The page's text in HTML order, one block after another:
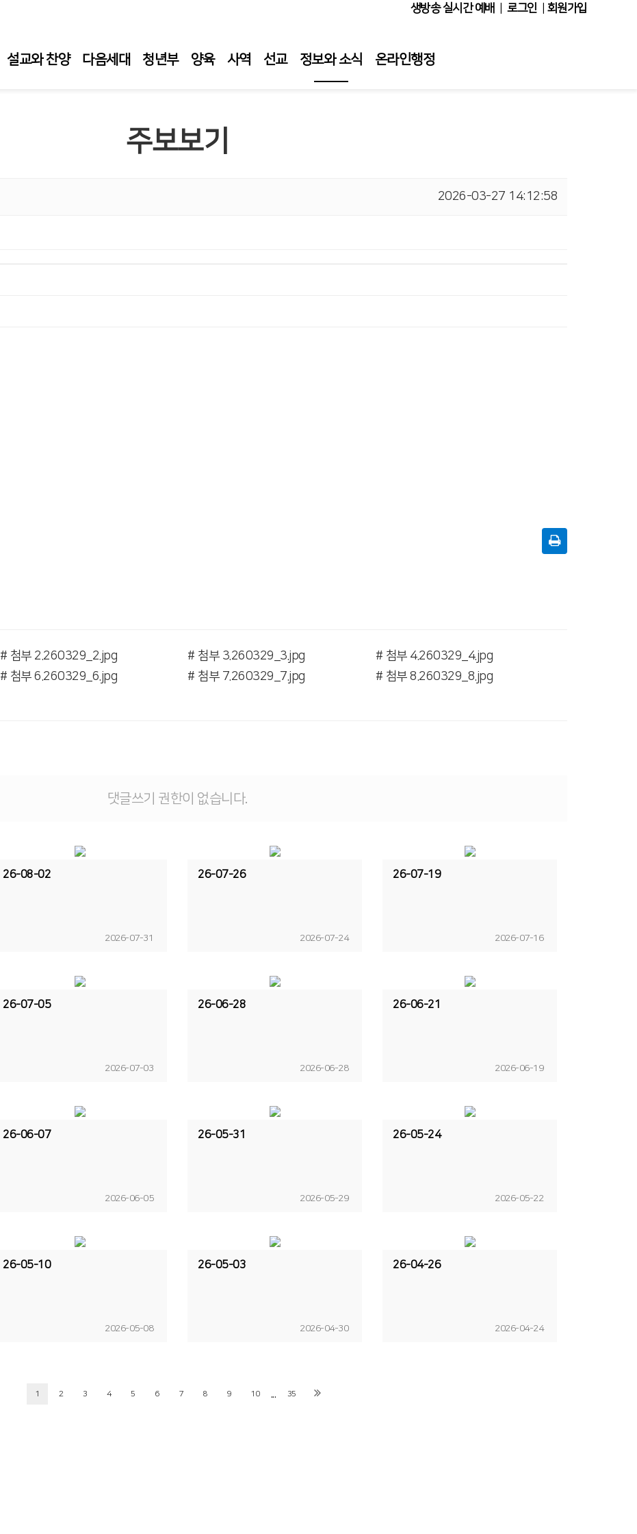
생방송 실시간 예배 로그인 회원가입
설교와 찬양 다음세대 청년부 양육 사역 선교 정보와 소식 온라인행정
주보보기
2026-03-27 14:12:58
# 첨부 2.260329_2.jpg # 첨부 3.260329_3.jpg
# 첨부 4.260329_4.jpg
# 첨부 6.260329_6.jpg # 첨부 7.260329_7.jpg
# 첨부 8.260329_8.jpg
댓글쓰기 권한이 없습니다.
26-08-02
2026-07-31
26-07-26
2026-07-24
26-07-19
2026-07-16
26-07-05
2026-07-03
26-06-28
2026-06-28
26-06-21
2026-06-19
26-06-07
2026-06-05
26-05-31
2026-05-29
26-05-24
2026-05-22
26-05-10
2026-05-08
26-05-03
2026-04-30
26-04-26
2026-04-24
1 2 3 4 5 6 7 8 9 10 ... 35